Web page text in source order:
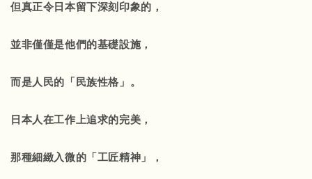
但真正令日本留下深刻印象的，
並非僅僅是他們的基礎設施，
而是人民的「民族性格」。
日本人在工作上追求的完美，
那種細緻入微的「工匠精神」，